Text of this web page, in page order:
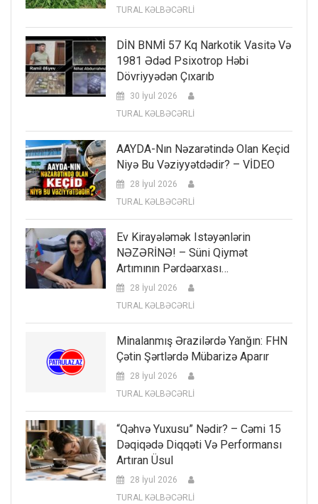
TURAL KƏLBƏCƏRLİ
DİN BNMİ 57 Kq Narkotik Vasitə Və
1981 Ədəd Psixotrop Həbi
Dövriyyədən Çıxarıb
30 İyul 2026
TURAL KƏLBƏCƏRLİ
AAYDA-Nın Nəzarətində Olan Keçid
Niyə Bu Vəziyyətdədir? – VİDEO
28 İyul 2026
TURAL KƏLBƏCƏRLİ
Ev Kirayələmək Istəyənlərin
NƏZƏRİNƏ! – Süni Qiymət
Artımının Pərdəarxası…
28 İyul 2026
TURAL KƏLBƏCƏRLİ
Minalanmış Ərazilərdə Yanğın: FHN
Çətin Şərtlərdə Mübarizə Aparır
28 İyul 2026
TURAL KƏLBƏCƏRLİ
“Qəhvə Yuxusu” Nədir? – Cəmi 15
Dəqiqədə Diqqəti Və Performansı
Artıran Üsul
28 İyul 2026
TURAL KƏLBƏCƏRLİ